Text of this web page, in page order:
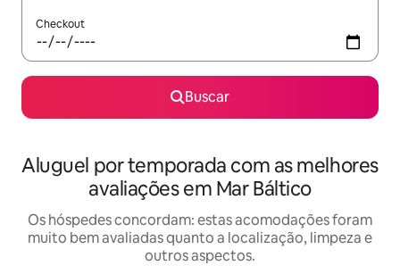
Checkout
Buscar
Aluguel por temporada com as melhores
avaliações em Mar Báltico
Os hóspedes concordam: estas acomodações foram
muito bem avaliadas quanto a localização, limpeza e
outros aspectos.